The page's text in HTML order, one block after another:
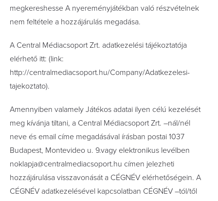
megkereshesse A nyereményjátékban való részvételnek
nem feltétele a hozzájárulás megadása.
A Central Médiacsoport Zrt. adatkezelési tájékoztatója
elérhető itt: (link:
http://centralmediacsoport.hu/Company/Adatkezelesi-
tajekoztato).
Amennyiben valamely Játékos adatai ilyen célú kezelését
meg kívánja tiltani, a Central Médiacsoport Zrt. –nál/nél
neve és email címe megadásával írásban postai 1037
Budapest, Montevideo u. 9.vagy elektronikus levélben
noklapja@centralmediacsoport.hu címen jelezheti
hozzájárulása visszavonását a CÉGNÉV elérhetőségein. A
CÉGNÉV adatkezelésével kapcsolatban CÉGNÉV –tól/től